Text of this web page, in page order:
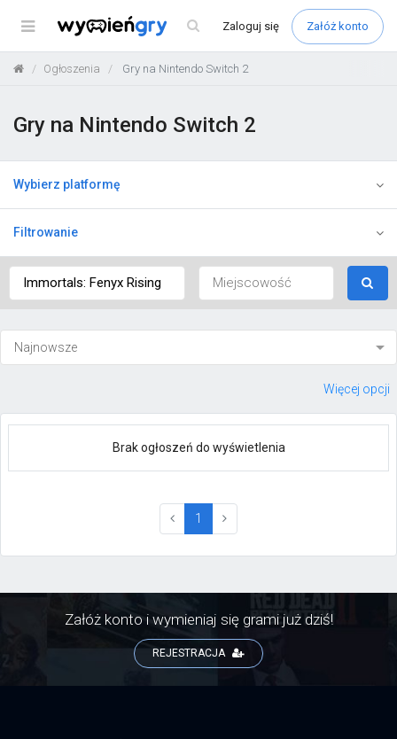
Menu Zaloguj się Załóż konto
Ogłoszenia Gry na Nintendo Switch 2
Gry na Nintendo Switch 2
Wybierz platformę
Filtrowanie
Więcej opcji
Brak ogłoszeń do wyświetlenia
1 (current)
Załóż konto i wymieniaj się grami już dziś!
REJESTRACJA